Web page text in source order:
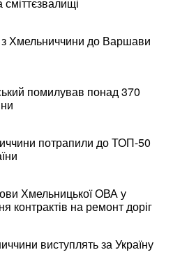
Хмельниччини до Варшави
помилував понад 370
потрапили до ТОП-50
Хмельницької ОВА у
контрактів на ремонт доріг
виступлять за Україну